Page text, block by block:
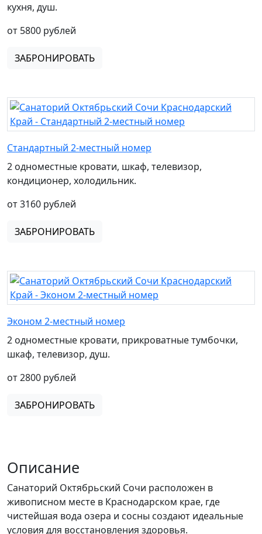
кухня, душ.
от 5800 рублей
ЗАБРОНИРОВАТЬ
Стандартный 2-местный номер
2 одноместные кровати, шкаф, телевизор,
кондиционер, холодильник.
от 3160 рублей
ЗАБРОНИРОВАТЬ
Эконом 2-местный номер
2 одноместные кровати, прикроватные тумбочки,
шкаф, телевизор, душ.
от 2800 рублей
ЗАБРОНИРОВАТЬ
Описание
Санаторий Октябрьский Сочи расположен в
живописном месте в Краснодарском крае, где
чистейшая вода озера и сосны создают идеальные
условия для восстановления здоровья.